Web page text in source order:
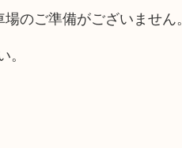
のご準備がございません。